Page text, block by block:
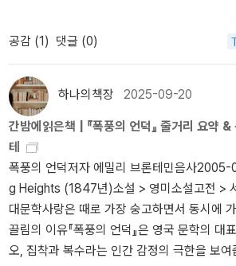
5 1847년에 출간된 <폭풍의 언덕>이나,
보면 공통적으로 종교에 대한 신랄한 비판을
~1900년대 초반까지 해석되고 있는 종교적
더러, 당시 절대적인 어른들의 권위와, 취약했
펴볼 수 있는 부분이기도 하다. 히스클리프가
폭력으로 생겨난 분노와 좌절감, 사랑의 배신
이 잔인한 복수로 이어지는 부분들이 시대적
다고 느껴지는것은 이 때문일것이다. “ 미친
슬퍼하는 사람과 함께 있지만 않으면 저는 시
있는 동안 대개 행복을 느낀답니다. 이승의
알고 있어. 그러나 히스클리프에 대한 애정은
거야. 넬리, 내가 바로 히스클리프야. 그는 언
쁨으로서가 아니라 나 자신으로서 내 마음속
시는 우리가 헤어진다는 말은 하지 마. 그것은
그리고........'p274 – 아! 당신은 내 괴로움 같
지! 난 한 가지만 기도하겠어. 내 혀가 굳어질
캐서린 언쇼! 당신은 내가 살아 있는 동안은
당신은 내가 당신을 죽였다고 했지. 그러면
란 말이야! 죽은 사람은 죽인 사람에게 귀신이
유령이 지상을 돌아다닌다는 것을 알고 있어.
줘. 어떤 형체로든지, 차라리 나를 미치게 해
공감 (1) 댓글 (0)
하나의책장 2025-09-20
간밤에읽은책 | 『폭풍의 언덕』 줄거리 요약
테
폭풍의 언덕저자 에밀리 브론테민음사
g Heights (1847년)소설 > 영미소설고전 >
대문학사랑은 때로 가장 숭고하면서 동시에
끌림의 이유『폭풍의 언덕』은 영국 문학의 대
오, 집착과 복수라는 인간 감정의 극한을 보여